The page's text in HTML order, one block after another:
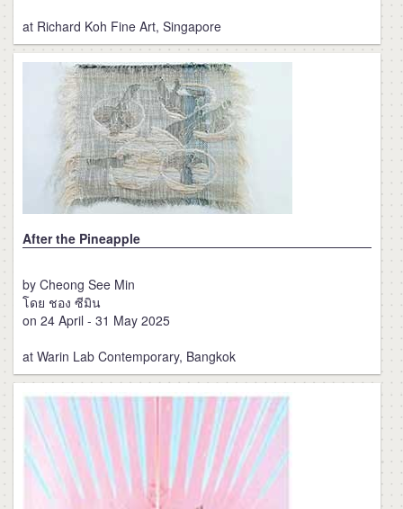
at Richard Koh Fine Art, Singapore
After the Pineapple
by Cheong See Min
โดย ชอง ซีมิน
on 24 April - 31 May 2025
at Warin Lab Contemporary, Bangkok